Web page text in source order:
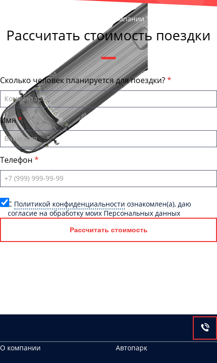
, директор компании "БайкалБас"
Рассчитать стоимость поездки
Сколько человек планируется для поездки?
Имя
Телефон
C Политикой конфиденциальности ознакомлен(а), даю
согласие на обработку моих Персональных данных
Рассчитать стоимость
О компании
Автопарк